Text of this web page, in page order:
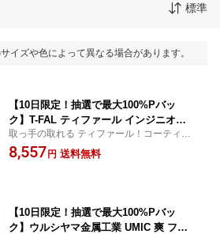
標準
イズや色によって異なる場合があります。
【10日限定！抽選で最大100%Pバッ
ク】T-FAL ティファール インジニオ・
ネオ ロイヤルブルー・インテンス セッ
ト3 L43795（ガス火専用）【取っ手が取
取っ手の取れる ティファール！コーティン
グの耐久性がアップし、ときめくような使
い心地がずっと続く！
8,557 円 送料無料
【10日限定！抽選で最大100%Pバッ
ク】ウルシヤマ金属工業 UMIC 爽 フラ